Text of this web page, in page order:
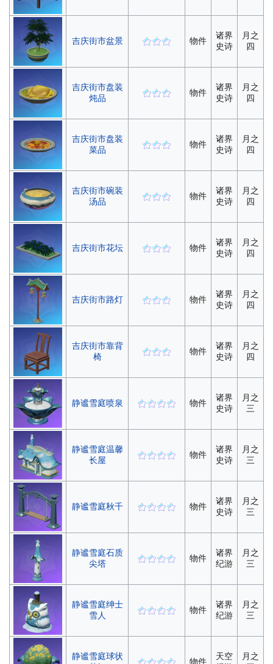
吉庆街市盆景 物件
诸界
史诗
月之
四
吉庆街市盘装
炖品
物件
诸界
史诗
月之
四
吉庆街市盘装
菜品
物件
诸界
史诗
月之
四
吉庆街市碗装
汤品
物件
诸界
史诗
月之
四
吉庆街市花坛 物件
诸界
史诗
月之
四
吉庆街市路灯 物件
诸界
史诗
月之
四
吉庆街市靠背
椅
物件
诸界
史诗
月之
四
静谧雪庭喷泉 物件
诸界
史诗
月之
三
静谧雪庭温馨
长屋
物件
诸界
史诗
月之
三
静谧雪庭秋千 物件
诸界
史诗
月之
三
静谧雪庭石质
尖塔
物件
诸界
纪游
月之
三
静谧雪庭绅士
雪人
物件
诸界
纪游
月之
三
静谧雪庭球状
物件
天空
月之